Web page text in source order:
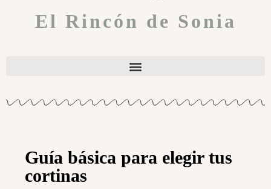
El Rincón de Sonia
Guía básica para elegir tus
cortinas